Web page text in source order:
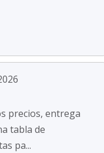
precios, entrega
tabla de
pa...